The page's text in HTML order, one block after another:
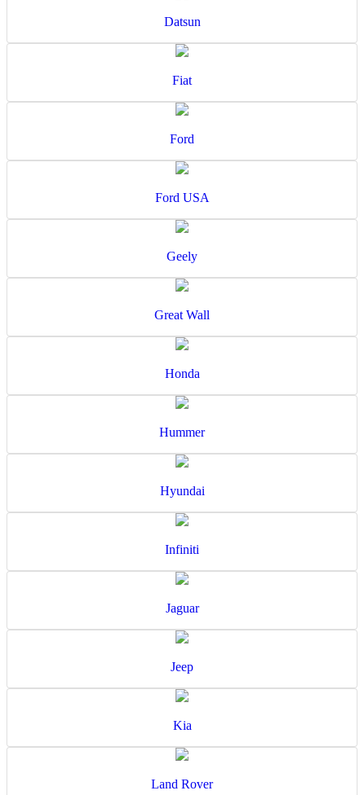
Datsun
Fiat
Ford
Ford USA
Geely
Great Wall
Honda
Hummer
Hyundai
Infiniti
Jaguar
Jeep
Kia
Land Rover